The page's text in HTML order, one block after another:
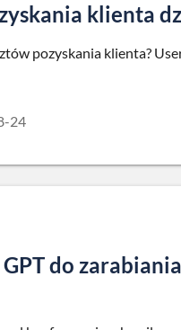
klienta
pozyskania klienta?
24
do